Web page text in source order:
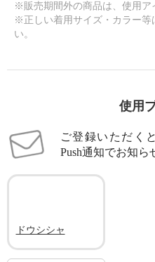
※販売期間外の商品は、使用ア
※正しい着用サイズ・カラー等
い。
使用
ご登録いただく
Push通知でお知ら
ドウシシャ